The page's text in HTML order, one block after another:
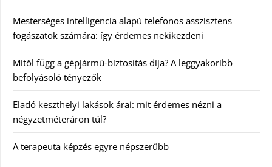
Mesterséges intelligencia alapú telefonos asszisztens
fogászatok számára: így érdemes nekikezdeni
Mitől függ a gépjármű-biztosítás díja? A leggyakoribb
befolyásoló tényezők
Eladó keszthelyi lakások árai: mit érdemes nézni a
négyzetméteráron túl?
A terapeuta képzés egyre népszerűbb